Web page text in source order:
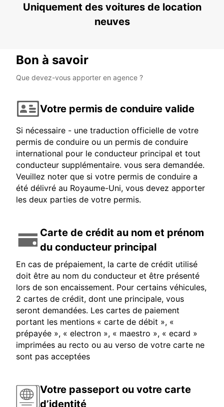
Uniquement des voitures de location
neuves
Bon à savoir
Que devez-vous apporter en agence ?
Votre permis de conduire valide
Si nécessaire - une traduction officielle de votre
permis de conduire ou un permis de conduire
international pour le conducteur principal et tout
conducteur supplémentaire. vous sera demandée.
Veuillez noter que si votre permis de conduire a
été délivré au Royaume-Uni, vous devez apporter
les deux parties de votre permis.
Carte de crédit au nom et prénom
du conducteur principal
En cas de prépaiement, la carte de crédit utilisé
doit être au nom du conducteur et être présenté
lors de son encaissement. Pour certains véhicules,
2 cartes de crédit, dont une principale, vous
seront demandées. Les cartes de paiement
portant les mentions « carte de débit », «
prépayée », « electron », « maestro », « ecard »
imprimées au recto ou au verso de votre carte ne
sont pas acceptées
Votre passeport ou votre carte
d’identité